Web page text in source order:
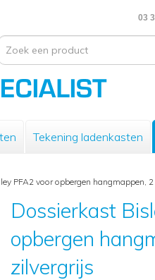
03
Tekening ladenkasten
PFA2 voor opbergen hangmappen,
Dossierkast
opbergen
zilvergrijs